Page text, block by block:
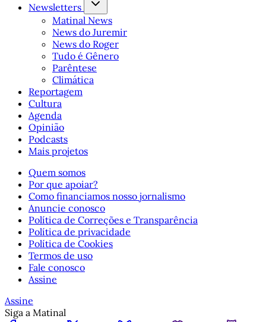
Newsletters
Matinal News
News do Juremir
News do Roger
Tudo é Gênero
Parêntese
Climática
Reportagem
Cultura
Agenda
Opinião
Podcasts
Mais projetos
Quem somos
Por que apoiar?
Como financiamos nosso jornalismo
Anuncie conosco
Política de Correções e Transparência
Política de privacidade
Política de Cookies
Termos de uso
Fale conosco
Assine
Assine
Siga a Matinal